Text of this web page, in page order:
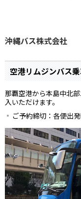
沖縄バス株式会社
空港リムジンバス
那覇空港から本島中北
入いただけます。
ご予約締切：各便出